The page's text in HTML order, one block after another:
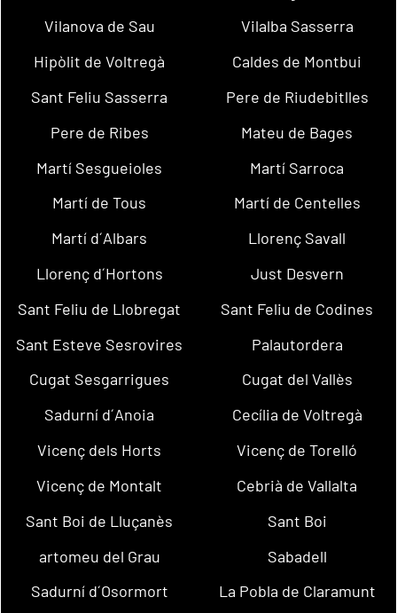
Vilanova de Sau
Vilalba Sasserra
Hipòlit de Voltregà
Caldes de Montbui
Sant Feliu Sasserra
Pere de Riudebitlles
Pere de Ribes
Mateu de Bages
Martí Sesgueioles
Martí Sarroca
Martí de Tous
Martí de Centelles
Martí d´Albars
Llorenç Savall
Llorenç d´Hortons
Just Desvern
Sant Feliu de Llobregat
Sant Feliu de Codines
Sant Esteve Sesrovires
Palautordera
Cugat Sesgarrigues
Cugat del Vallès
Sadurní d´Anoia
Cecília de Voltregà
Vicenç dels Horts
Vicenç de Torelló
Vicenç de Montalt
Cebrià de Vallalta
Sant Boi de Lluçanès
Sant Boi
artomeu del Grau
Sabadell
Sadurní d´Osormort
La Pobla de Claramunt